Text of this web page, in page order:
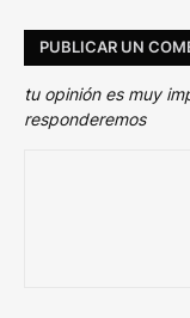
PUBLICAR UN
tu opinión es muy
responderemos